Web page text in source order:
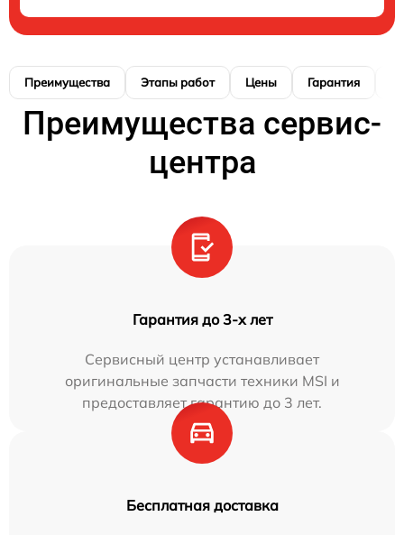
Преимущества Этапы работ Цены Гарантия
Преимущества сервис-
центра
Гарантия до 3-х лет
Сервисный центр устанавливает
оригинальные запчасти техники MSI и
предоставляет гарантию до 3 лет.
Бесплатная доставка